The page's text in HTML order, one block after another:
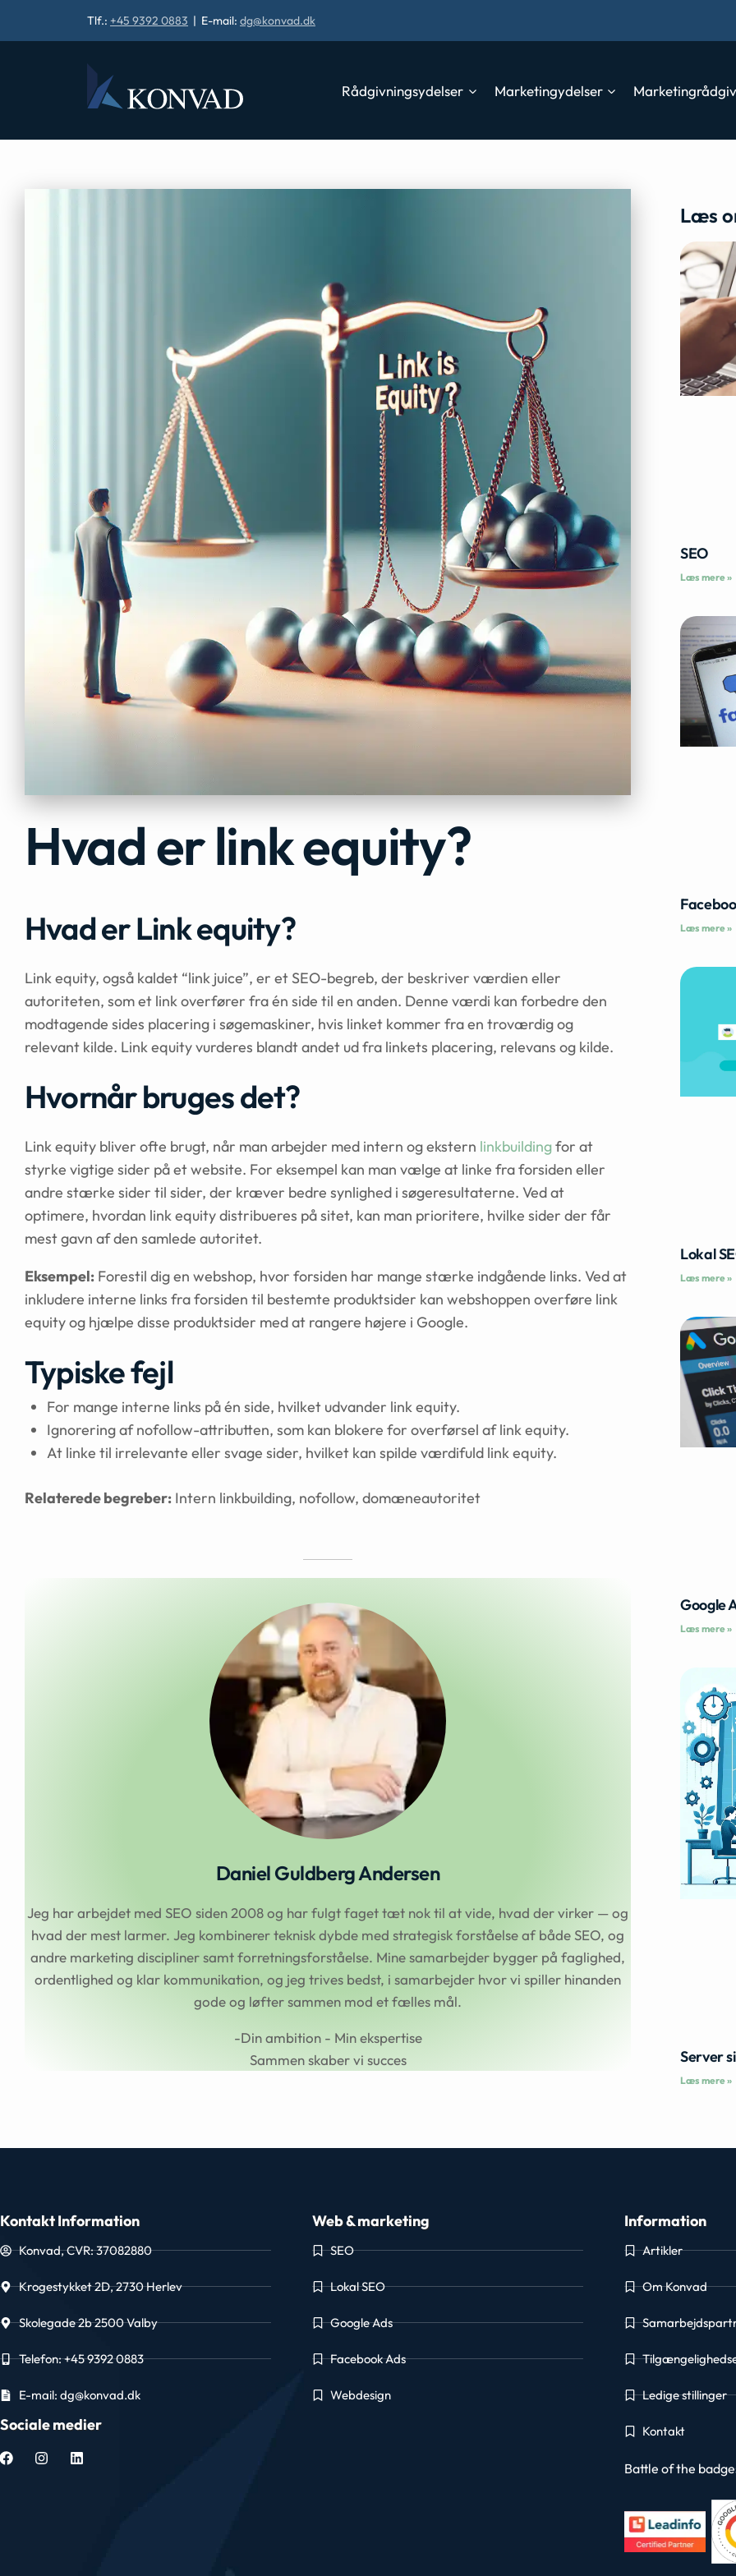
Tlf.: +45 9392 0883 | E-mail: dg@konvad.dk
Rådgivningsydelser Marketingydelser
Hvad er link equity?
Hvad er Link equity?
Link equity, også kaldet “link juice”, er et SEO-begreb, der beskriver værdien eller
autoriteten, som et link overfører fra én side til en anden. Denne værdi kan forbedre den
modtagende sides placering i søgemaskiner, hvis linket kommer fra en troværdig og
relevant kilde. Link equity vurderes blandt andet ud fra linkets placering, relevans og kilde.
Hvornår bruges det?
Link equity bliver ofte brugt, når man arbejder med intern og ekstern linkbuildingfor at
styrke vigtige sider på et website. For eksempel kan man vælge at linke fra forsiden eller
andre stærke sider til sider, der kræver bedre synlighed i søgeresultaterne. Ved at
optimere, hvordan link equity distribueres på sitet, kan man prioritere, hvilke sider der får
mest gavn af den samlede autoritet.
Eksempel: Forestil dig en webshop, hvor forsiden har mange stærke indgående links. Ved at
inkludere interne links fra forsiden til bestemte produktsider kan webshoppen overføre link
equity og hjælpe disse produktsider med at rangere højere i Google.
Typiske fejl
For mange interne links på én side, hvilket udvander link equity.
Ignorering af nofollow-attributten, som kan blokere for overførsel af link equity.
At linke til irrelevante eller svage sider, hvilket kan spilde værdifuld link equity.
Relaterede begreber: Intern linkbuilding, nofollow, domæneautoritet
Daniel Guldberg Andersen
Jeg har arbejdet med SEO siden 2008 og har fulgt faget tæt nok til at vide, hvad der virker — og
hvad der mest larmer. Jeg kombinerer teknisk dybde med strategisk forståelse af både SEO, og
andre marketing discipliner samt forretningsforståelse. Mine samarbejder bygger på faglighed,
ordentlighed og klar kommunikation, og jeg trives bedst, i samarbejder hvor vi spiller hinanden
gode og løfter sammen mod et fælles mål.
-Din ambition - Min ekspertise
Sammen skaber vi succes
Læs
SEO
Læs mere »
Læs mere »
Lokal
Læs mere »
Google
Læs mere »
Server
Læs mere »
Kontakt Information
Konvad, CVR: 37082880
Krogestykket 2D, 2730 Herlev
Skolegade 2b 2500 Valby
Telefon: +45 9392 0883
E-mail: dg@konvad.dk
Sociale medier
Web & marketing
SEO
Lokal SEO
Google Ads
Facebook Ads
Webdesign
Information
Artikler
Om Konvad
Ledige stillinger
Kontakt
Battle of the